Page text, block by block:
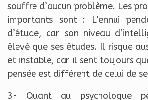
souffre d’aucun problème. Les
importants sont : L’ennui
d’étude, car son niveau
élevé que ses études. Il risque
et instable, car il sent toujours
pensée est différent de celui de
3- Quant au psychologue